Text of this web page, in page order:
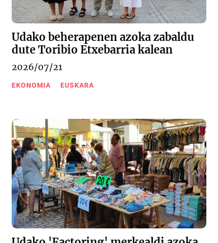
Udako beherapenen azoka zabaldu
dute Toribio Etxebarria kalean
2026/07/21
EKONOMIA EUSKARA